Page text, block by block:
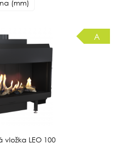
(mm)
A
vložka LEO 100